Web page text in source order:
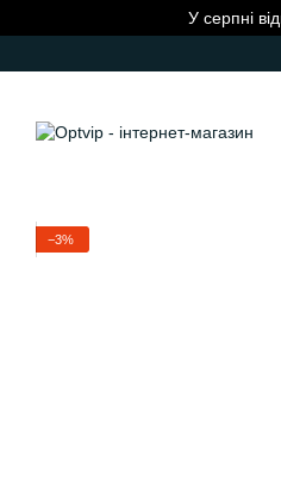
Перейти до основного контенту
У серпні
−3%